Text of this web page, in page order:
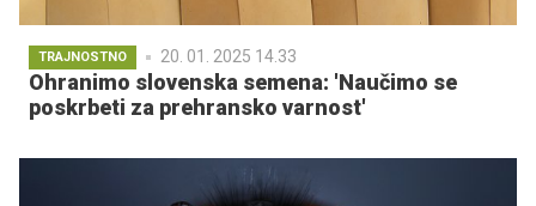
TRAJNOSTNO 20. 01. 2025 14.33
Ohranimo slovenska semena: 'Naučimo se
poskrbeti za prehransko varnost'